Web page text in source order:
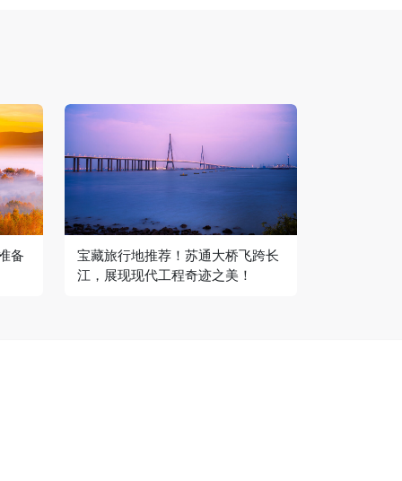
备
宝藏旅行地推荐！苏通大桥飞跨长
江，展现现代工程奇迹之美！